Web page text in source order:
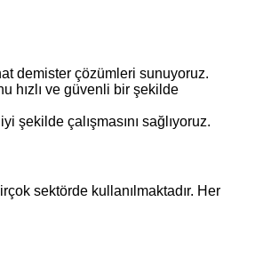
demister çözümleri sunuyoruz.
hızlı ve güvenli bir şekilde
şekilde çalışmasını sağlıyoruz.
sektörde kullanılmaktadır. Her